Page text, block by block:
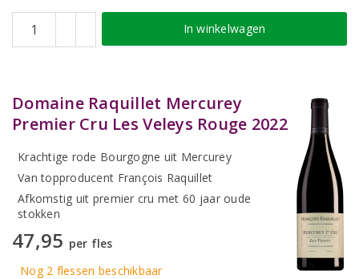
In winkelwagen
Domaine Raquillet Mercurey
Premier Cru Les Veleys Rouge 2022
Krachtige rode Bourgogne uit Mercurey
Van topproducent François Raquillet
Afkomstig uit premier cru met 60 jaar oude
stokken
47,95 per fles
Nog 2 flessen beschikbaar